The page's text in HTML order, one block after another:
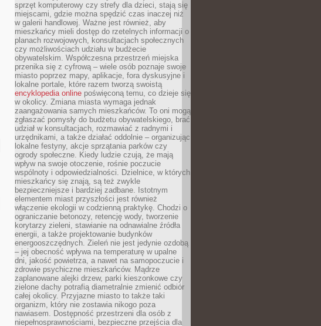
sprzęt komputerowy czy strefy dla dzieci, stają się
miejscami, gdzie można spędzić czas inaczej niż
w galerii handlowej. Ważne jest również, aby
mieszkańcy mieli dostęp do rzetelnych informacji o
planach rozwojowych, konsultacjach społecznych
czy możliwościach udziału w budżecie
obywatelskim. Współczesna przestrzeń miejska
przenika się z cyfrową – wiele osób poznaje swoje
miasto poprzez mapy, aplikacje, fora dyskusyjne i
lokalne portale, które razem tworzą swoistą
encyklopedia online poświęconą temu, co dzieje się
w okolicy. Zmiana miasta wymaga jednak
zaangażowania samych mieszkańców. To oni mogą
zgłaszać pomysły do budżetu obywatelskiego, brać
udział w konsultacjach, rozmawiać z radnymi i
urzędnikami, a także działać oddolnie – organizując
lokalne festyny, akcje sprzątania parków czy
ogrody społeczne. Kiedy ludzie czują, że mają
wpływ na swoje otoczenie, rośnie poczucie
wspólnoty i odpowiedzialności. Dzielnice, w których
mieszkańcy się znają, są też zwykle
bezpieczniejsze i bardziej zadbane. Istotnym
elementem miast przyszłości jest również
włączenie ekologii w codzienną praktykę. Chodzi o
ograniczanie betonozy, retencję wody, tworzenie
korytarzy zieleni, stawianie na odnawialne źródła
energii, a także projektowanie budynków
energooszczędnych. Zieleń nie jest jedynie ozdobą
– jej obecność wpływa na temperaturę w upalne
dni, jakość powietrza, a nawet na samopoczucie i
zdrowie psychiczne mieszkańców. Mądrze
zaplanowane alejki drzew, parki kieszonkowe czy
zielone dachy potrafią diametralnie zmienić odbiór
całej okolicy. Przyjazne miasto to także taki
organizm, który nie zostawia nikogo poza
nawiasem. Dostępność przestrzeni dla osób z
niepełnosprawnościami, bezpieczne przejścia dla